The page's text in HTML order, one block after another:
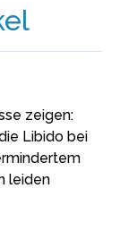
zeigen:
Libido bei
leiden